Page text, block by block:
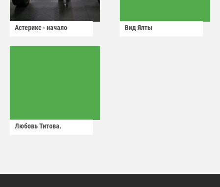
Астерикс - начало Вид Ялты
Любовь Титова.